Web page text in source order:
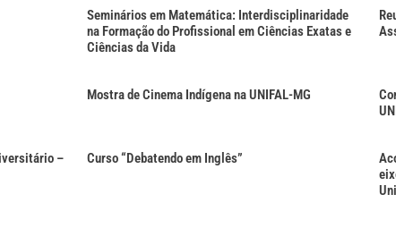
Seminários em Matemática: Interdisciplinaridade
na Formação do Profissional em Ciências Exatas e
Ciências da Vida
Mostra de Cinema Indígena na UNIFAL-MG
–
Curso “Debatendo em Inglês”